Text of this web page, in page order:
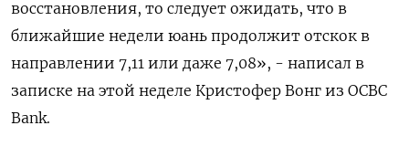
восстановления, то следует ожидать, что в
ближайшие недели юань продолжит отскок в
направлении 7,11 или даже 7,08», - написал в
записке на этой неделе Кристофер Вонг из OCBC
Bank.